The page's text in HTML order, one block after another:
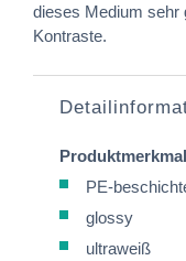
dieses Medium sehr
Kontraste.
PE-
glossy
ultraweiß